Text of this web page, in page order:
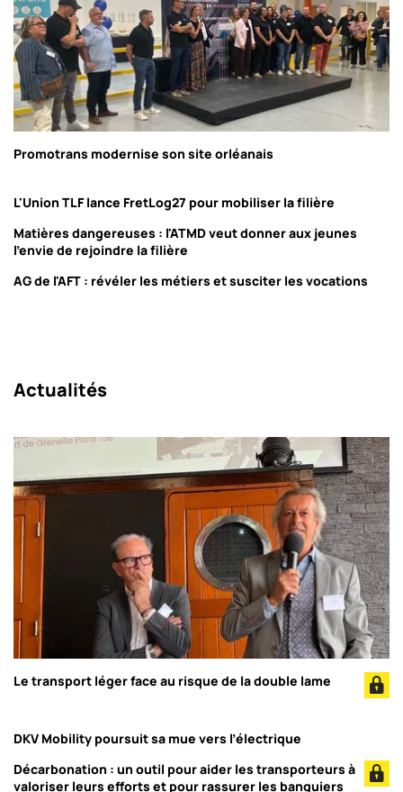
Promotrans modernise son site orléanais
L'Union TLF lance FretLog27 pour mobiliser la filière
Matières dangereuses : l'ATMD veut donner aux jeunes
l'envie de rejoindre la filière
AG de l'AFT : révéler les métiers et susciter les vocations
Actualités
Le transport léger face au risque de la double lame
DKV Mobility poursuit sa mue vers l’électrique
Décarbonation : un outil pour aider les transporteurs à
valoriser leurs efforts et pour rassurer les banquiers